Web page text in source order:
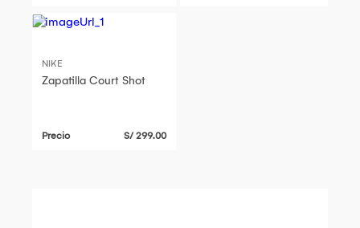
NIKE
Zapatilla Court Shot
Precio S/ 299.00